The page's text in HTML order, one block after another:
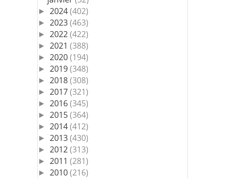
► 2024(402)
► 2023(463)
► 2022(422)
► 2021 (388)
► 2020(194)
► 2019(348)
► 2018(308)
► 2017(321)
► 2016(345)
► 2015(364)
► 2014(412)
► 2013(430)
► 2012(313)
► 2011 (281)
► 2010(216)